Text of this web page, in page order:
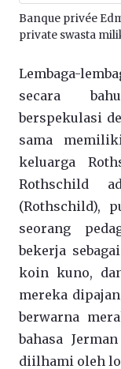
Banque privée
private swasta
Lembaga-
secara
berspekulasi
sama
keluarga
Rothschild
(Rothschild),
seorang
bekerja
koin kuno,
mereka
berwarna
bahasa
diilhami oleh